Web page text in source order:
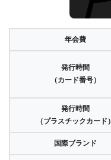
年会費
発行時間
（カード番号）
発行時間
（プラスチックカード）
国際ブランド